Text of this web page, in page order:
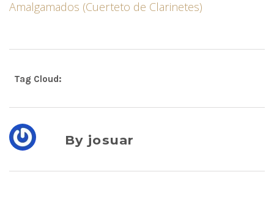
Amalgamados (Cuerteto de Clarinetes)
Tag Cloud:
By josuar